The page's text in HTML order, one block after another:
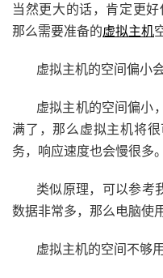
当然更大的话，肯定更好
那么需要准备的虚拟主机
虚拟主机的空间偏小
虚拟主机的空间偏小
满了，那么虚拟主机将
务，响应速度也会慢很多。
类似原理，可以参考
数据非常多，那么电脑使
虚拟主机的空间不够